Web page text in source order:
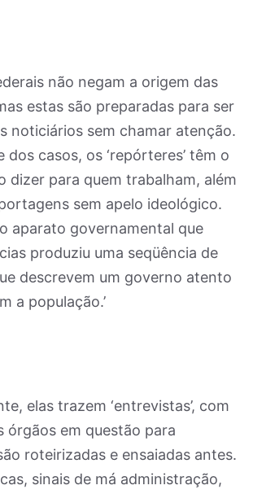
não negam a origem das
estas são preparadas para ser
noticiários sem chamar atenção.
dos casos, os ‘repórteres’ têm o
dizer para quem trabalham, além
sem apelo ideológico.
aparato governamental que
produziu uma seqüência de
descrevem um governo atento
a população.’
elas trazem ‘entrevistas’, com
órgãos em questão para
roteirizadas e ensaiadas antes.
sinais de má administração,